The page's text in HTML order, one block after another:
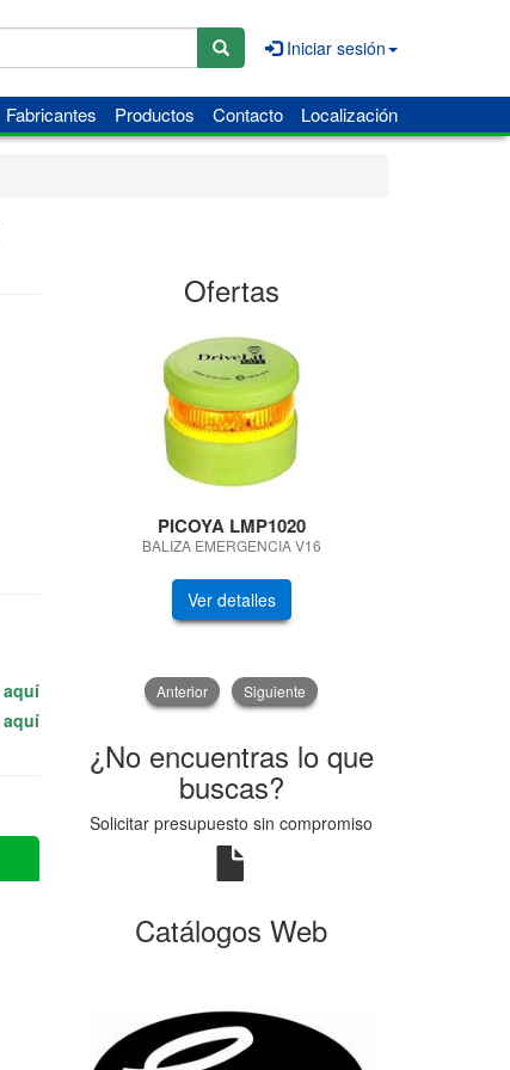
Iniciar sesión
Fabricantes Productos Contacto Localización
aquí
aquí
Ofertas
PICOYA LMP1020
BALIZA EMERGENCIA V16
Ver detalles
Anterior Siguiente
¿No encuentras lo que
buscas?
Solicitar presupuesto sin compromiso
Catálogos Web